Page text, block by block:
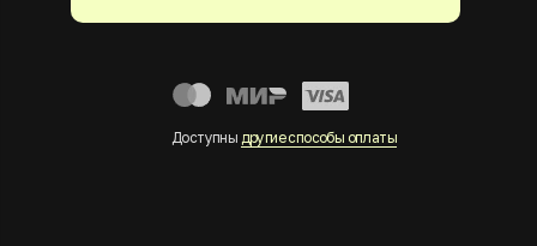
Доступны другие способы оплаты